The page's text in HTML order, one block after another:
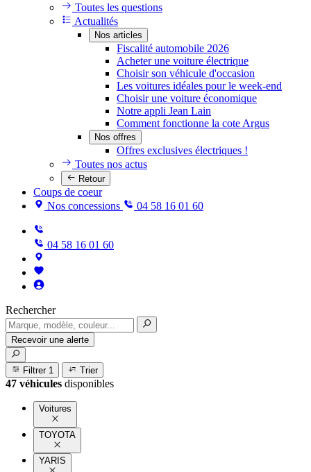
Toutes les questions
Actualités
Nos articles
Fiscalité automobile 2026
Acheter une voiture électrique
Choisir son véhicule d'occasion
Les voitures idéales pour le week-end
Choisir une voiture économique
Notre appli Jean Lain
Comment fonctionne la cote Argus
Nos offres
Offres exclusives électriques !
Toutes nos actus
Retour
Coups de coeur
Nos concessions
04 58 16 01 60
04 58 16 01 60
Rechercher
Recevoir une alerte
Filtrer 1 Trier
47 véhicules disponibles
Voitures
TOYOTA
YARIS